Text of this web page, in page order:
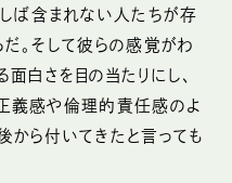
ば含まれない人たちが存
。そして彼らの感覚がわ
白さを目の当たりにし、
義感や倫理的責任感のよ
から付いてきたと言っても